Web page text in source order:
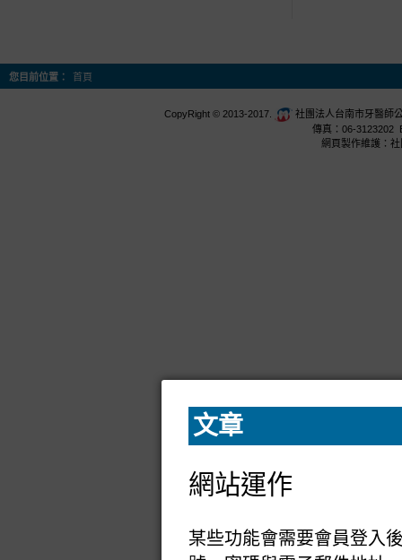
您目前位置： 首頁
CopyRight © 2013-2017.
社團法人台南市牙醫師
傳真：06-3123202
網頁製作維護：